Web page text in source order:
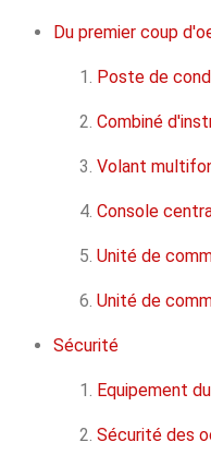
Du premier coup
Poste de
Combiné
Volant
Console
Unité de
Unité de
Sécurité
Equipement
Sécurité des